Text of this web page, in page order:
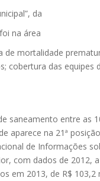
da
na área
de mortalidade
cobertura das equipes
saneamento entre as
aparece na 21ª
de Informações
com dados de 2012,
em 2013, de R$